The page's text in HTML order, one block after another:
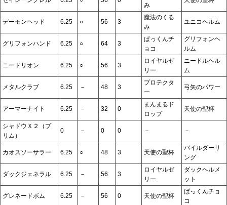
み
デーモンヘッド 6.25 ○ 56 3
魔法のくる
み
ユニコヘルム
グリフォンハンド 6.25 ○ 64 3
ぱっくんチ
ョコ
グリフォンヘ
ルム
ニードリオン 6.25 ○ 56 3
ロイヤルゼ
リー
ニードルヘル
ム
メタルクラブ 6.25 － 48 3
プロテクタ
ー
弓矢のパワー
アーマーナイト 6.25 － 32 0
まんまるド
ロップ
天使の聖杯
シャドウＸ２（プ
リム）
0 － 0 0 － －
カオスソーサラー 6.25 ○ 48 3 天使の聖杯
バイルダーリ
ング
ダックジェネラル 6.25 － 56 3
ロイヤルゼ
リー
ダックヘルメ
ット
グレネードボム 6.25 － 56 0 天使の聖杯
ぱっくんチョ
コ